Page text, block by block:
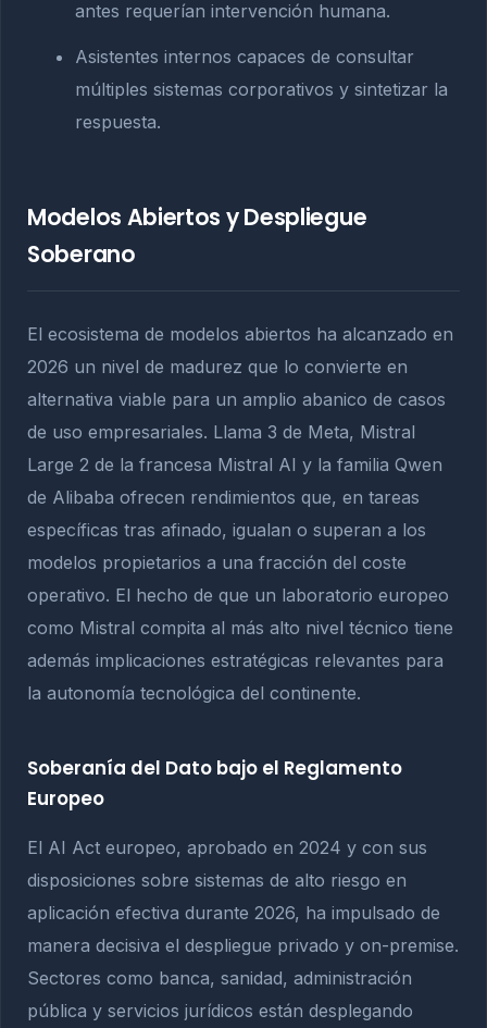
antes requerían intervención humana.
Asistentes internos capaces de consultar
múltiples sistemas corporativos y sintetizar la
respuesta.
Modelos Abiertos y Despliegue
Soberano
El ecosistema de modelos abiertos ha alcanzado en
2026 un nivel de madurez que lo convierte en
alternativa viable para un amplio abanico de casos
de uso empresariales. Llama 3 de Meta, Mistral
Large 2 de la francesa Mistral AI y la familia Qwen
de Alibaba ofrecen rendimientos que, en tareas
específicas tras afinado, igualan o superan a los
modelos propietarios a una fracción del coste
operativo. El hecho de que un laboratorio europeo
como Mistral compita al más alto nivel técnico tiene
además implicaciones estratégicas relevantes para
la autonomía tecnológica del continente.
Soberanía del Dato bajo el Reglamento
Europeo
El AI Act europeo, aprobado en 2024 y con sus
disposiciones sobre sistemas de alto riesgo en
aplicación efectiva durante 2026, ha impulsado de
manera decisiva el despliegue privado y on-premise.
Sectores como banca, sanidad, administración
pública y servicios jurídicos están desplegando